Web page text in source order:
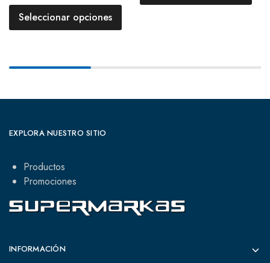
Seleccionar opciones
EXPLORA NUESTRO SITIO
Productos
Promociones
INFORMACIÓN